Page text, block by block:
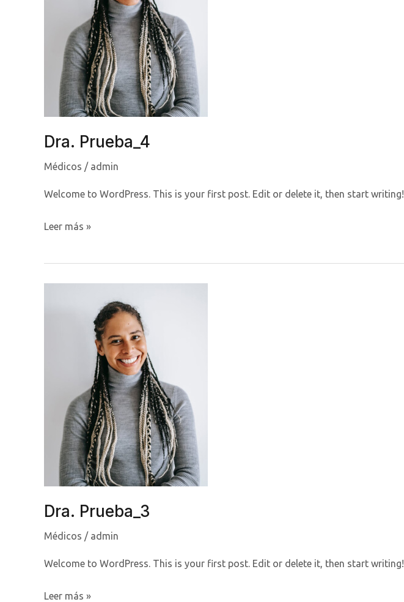
Dra. Prueba_4
Médicos / admin
Welcome to WordPress. This is your first post. Edit or delete it, then start writing!
Dra.
Leer más »
Dra. Prueba_3
Médicos / admin
Welcome to WordPress. This is your first post. Edit or delete it, then start writing!
Dra.
Leer más »